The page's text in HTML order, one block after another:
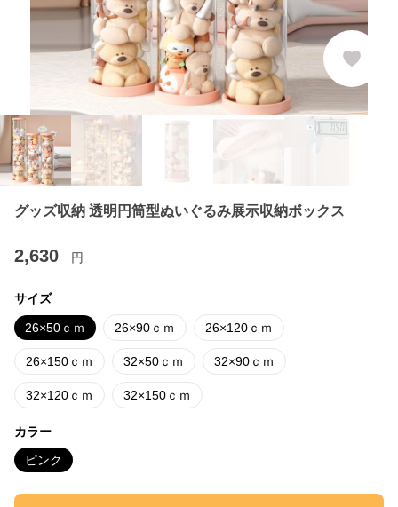
グッズ収納 透明円筒型ぬいぐるみ展示収納ボックス
2,630 円
サイズ
26×50ｃｍ 26×90ｃｍ 26×120ｃｍ
26×150ｃｍ 32×50ｃｍ 32×90ｃｍ
32×120ｃｍ 32×150ｃｍ
カラー
ピンク